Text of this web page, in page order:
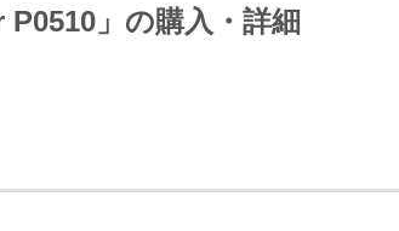
」の購入・詳細